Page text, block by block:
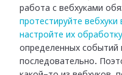
работа с вебхуками
протестируйте
настройте их обработку
определенных событий
последовательно.